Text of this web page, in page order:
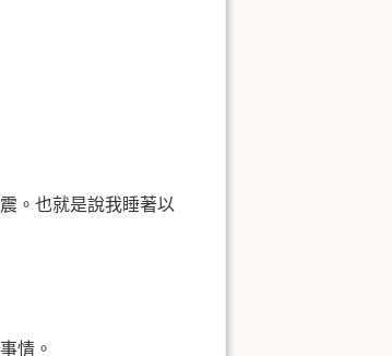
。也就是說我睡著以
情。